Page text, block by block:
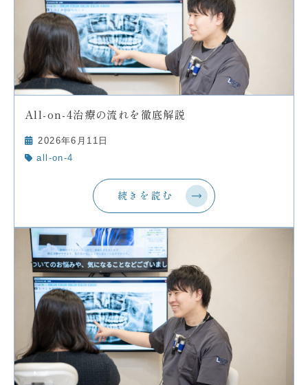
All-on-4治療の流れを徹底解説
2026年6月11日
all-on-4
続きを読む